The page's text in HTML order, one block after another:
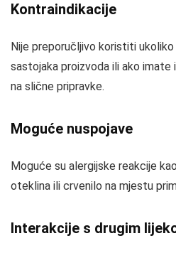
Kontraindikacije
Nije preporučljivo koristiti
sastojaka proizvoda ili ako
na slične pripravke.
Moguće nuspojave
Moguće su alergijske reakcije
oteklina ili crvenilo na mjestu
Interakcije s drugim